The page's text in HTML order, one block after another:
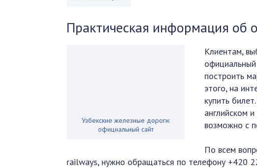
Практическая информация об
Узбекские железные дороги:
официальный сайт
Клиентам,
построить
этого, на
купить
английском
возможно с
По всем
railways, нужно обращаться по телефону +420